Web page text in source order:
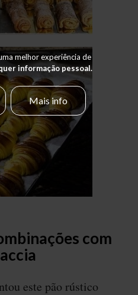
com
este pão rústico
melhor experiência de
informação pessoal.
Mais info